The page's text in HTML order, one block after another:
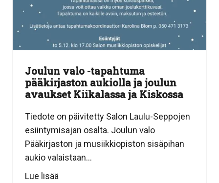
Joulun valo -tapahtuma
pääkirjaston aukiolla ja joulun
avaukset Kiikalassa ja Kiskossa
Tiedote on päivitetty Salon Laulu-Seppojen
esiintymisajan osalta. Joulun valo
Pääkirjaston ja musiikkiopiston sisäpihan
aukio valaistaan...
Lue lisää